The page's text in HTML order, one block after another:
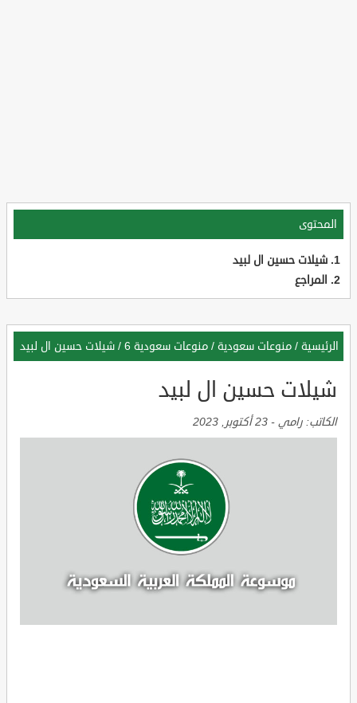
المحتوى
شيلات حسين ال لبيد
المراجع
الرئيسية / منوعات سعودية / منوعات سعودية 6 / شيلات حسين ال لبيد
شيلات حسين ال لبيد
الكاتب: رامي - 23 أكتوبر, 2023